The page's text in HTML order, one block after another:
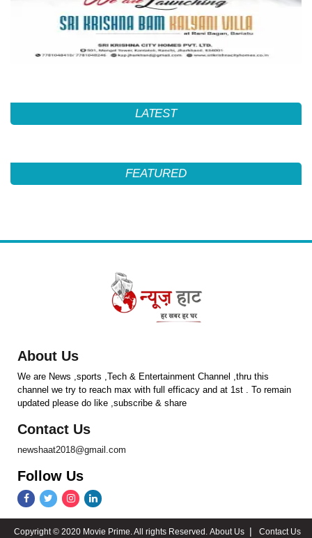
LATEST
FEATURED
About Us
We are News ,sports ,Tech & Entertainment Channel ,thru this
channel we try to reach max with full efficacy and at 1st . To remain
updated please do like ,subscribe & share
Contact Us
newshaat2018@gmail.com
Follow Us
Copyright © 2020 Movie Prime. All rights Reserved. About Us Contact Us